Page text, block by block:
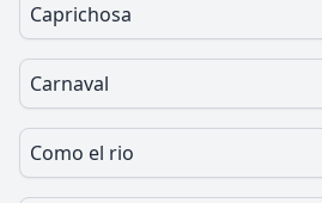
Caprichosa
Carnaval
Como el rio